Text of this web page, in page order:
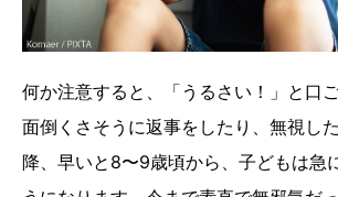
何か注意すると、「うるさい！」と口
面倒くさそうに返事をしたり、無視し
降、早いと8〜9歳頃から、子どもは急